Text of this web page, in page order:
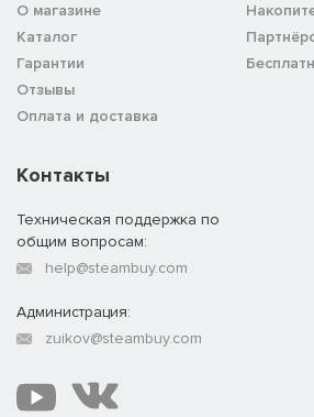
О магазине
Каталог
Гарантии
Отзывы
Оплата и доставка
Контакты
Техническая поддержка по
общим вопросам:
help@steambuy.com
Администрация:
zuikov@steambuy.com